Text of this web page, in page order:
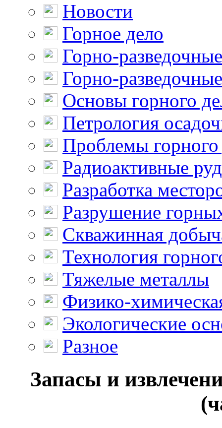
Новости
Горное дело
Горно-
Горно-
Основы горного
Петрология
Проблемы горного
Радиоактивные
Разработка
Разрушение
Скважинная
Технология
Тяжелые металлы
Физико-
Экологические
Разное
Запасы и